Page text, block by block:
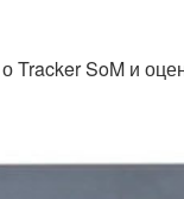
Tracker SoM и